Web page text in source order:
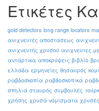
Ετικέτες
gold detectors long range locators
ανιχνευτές αποστάσεως
ανιχνευτής χρυσού ανιχνευτες
αντάρτικα αποκρύψεις βιβλίο
ελλάδα ερμηνείες θησαυρός
ραβδοσκοπία ραβδοσκοπικά
σπηλιά σταυρός συμβουλές
χρήσης χρυσά νομίσματα